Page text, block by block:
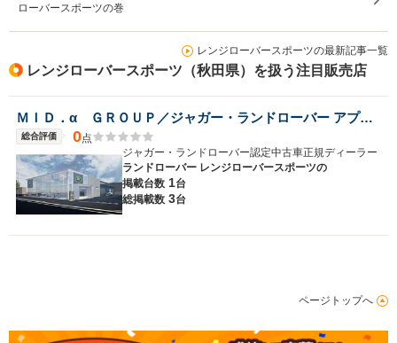
ローバースポーツの巻
レンジローバースポーツの最新記事一覧
レンジローバースポーツ（秋田県）を扱う注目販売店
ＭＩＤ．α ＧＲＯＵＰ／ジャガー・ランドローバー アプルーブド秋田／株式会社ＭＩＤ ＡＬＦＡ
総合評価 0点
ジャガー・ランドローバー認定中古車正規ディーラー
ランドローバー レンジローバースポーツの
掲載台数 1台
総掲載数 3台
ページトップへ